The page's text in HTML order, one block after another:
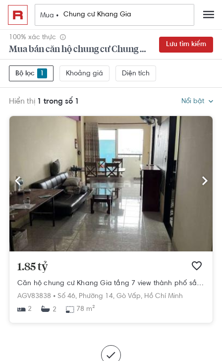
Mua •
100% xác thực
Mua bán căn hộ chung cư Chung cư Khang Gia Gò Vấp đẹp,
Lưu tìm kiếm
Bộ lọc 1 Khoảng giá Diện tích
Hiển thị 1 trong số 1 Nổi bật
1.85 tỷ
Căn hộ chung cư Khang Gia tầng 7 view thành phố sầm uất.
AGV83838 • Số 46, Phường 14, Gò Vấp, Hồ Chí Minh
2
2 78 m²